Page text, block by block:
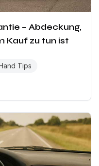
– Abdeckung,
Kauf zu tun ist
Tips